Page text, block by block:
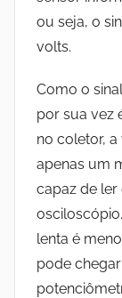
ou seja, o
volts.
Como o
por sua vez
no coletor,
apenas um
capaz de ler
osciloscópio.
lenta é
pode chegar